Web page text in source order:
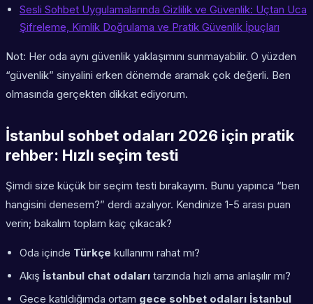
Sesli Sohbet Uygulamalarında Gizlilik ve Güvenlik: Uçtan Uca
Şifreleme, Kimlik Doğrulama ve Pratik Güvenlik İpuçları
Not: Her oda aynı güvenlik yaklaşımını sunmayabilir. O yüzden
“güvenlik” sinyalini erken dönemde aramak çok değerli. Ben
olmasında gerçekten dikkat ediyorum.
İstanbul sohbet odaları 2026 için pratik
rehber: Hızlı seçim testi
Şimdi size küçük bir seçim testi bırakayım. Bunu yapınca “ben
hangisini denesem?” derdi azalıyor. Kendinize 1-5 arası puan
verin; bakalım toplam kaç çıkacak?
Oda içinde Türkçe kullanımı rahat mı?
Akış İstanbul chat odaları tarzında hızlı ama anlaşılır mı?
Gece katıldığımda ortam gece sohbet odaları İstanbul